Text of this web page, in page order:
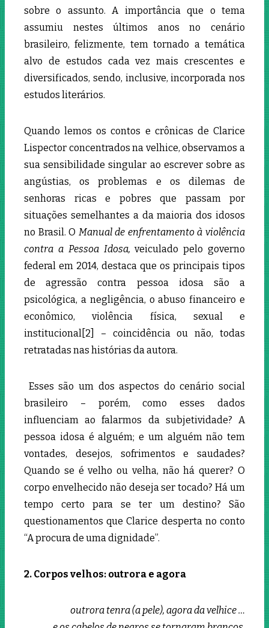
sobre o assunto. A importância que o tema
assumiu nestes últimos anos no cenário
brasileiro, felizmente, tem tornado a temática
alvo de estudos cada vez mais crescentes e
diversificados, sendo, inclusive, incorporada nos
estudos literários.
Quando lemos os contos e crônicas de Clarice
Lispector concentrados na velhice, observamos a
sua sensibilidade singular ao escrever sobre as
angústias, os problemas e os dilemas de
senhoras ricas e pobres que passam por
situações semelhantes a da maioria dos idosos
no Brasil. O Manual de enfrentamento à violência
contra a Pessoa Idosa, veiculado pelo governo
federal em 2014, destaca que os principais tipos
de agressão contra pessoa idosa são a
psicológica, a negligência, o abuso financeiro e
econômico, violência física, sexual e
institucional[2]
– coincidência ou não, todas
retratadas nas histórias da autora.
Esses são um dos aspectos do cenário social
brasileiro – porém, como esses dados
influenciam ao falarmos da subjetividade? A
pessoa idosa é alguém; e um alguém não tem
vontades, desejos, sofrimentos e saudades?
Quando se é velho ou velha, não há querer? O
corpo envelhecido não deseja ser tocado? Há um
tempo certo para se ter um destino? São
questionamentos que Clarice desperta no conto
“A procura de uma dignidade”.
2. Corpos velhos: outrora e agora
outrora tenra (a pele), agora da velhice …